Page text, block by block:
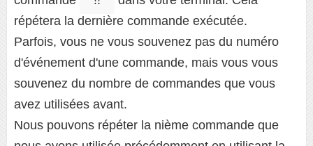
répétera la dernière commande exécutée.
Parfois, vous ne vous souvenez pas du numéro
d'événement d'une commande, mais vous vous
souvenez du nombre de commandes que vous
avez utilisées avant.
Nous pouvons répéter la nième commande que